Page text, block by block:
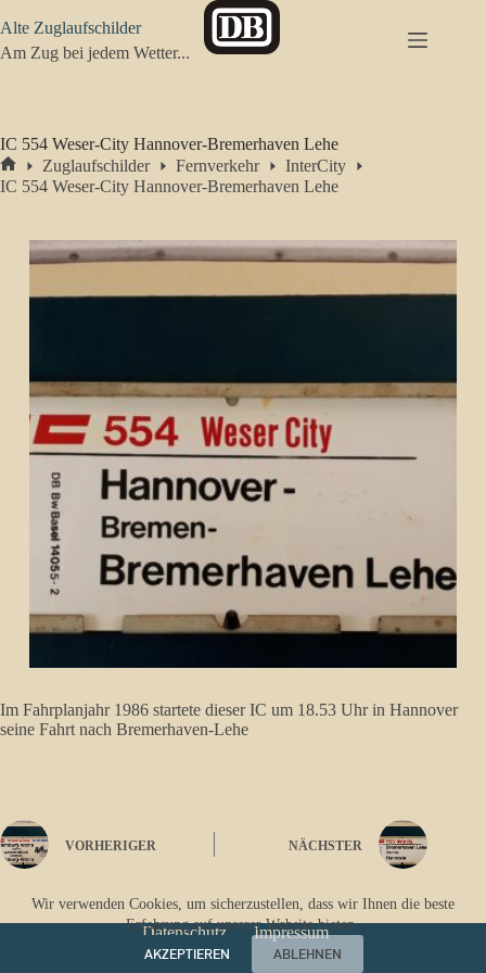
Inhalt
springen
Wir verwenden Cookies, um sicherzustellen, dass wir Ihnen die beste
Erfahrung auf unserer Website bieten.
AKZEPTIEREN
ABLEHNEN
Alte Zuglaufschilder
Am Zug bei jedem Wetter...
IC 554 Weser-City Hannover-Bremerhaven Lehe
Start
Zuglaufschilder Fernverkehr
InterCity
IC 554 Weser-City Hannover-Bremerhaven Lehe
Im Fahrplanjahr 1986 startete dieser IC um 18.53 Uhr in Hannover
seine Fahrt nach Bremerhaven-Lehe
VORHERIGER NÄCHSTER
Datenschutz Impressum